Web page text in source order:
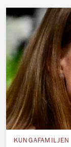
KUNGAFAMILJEN